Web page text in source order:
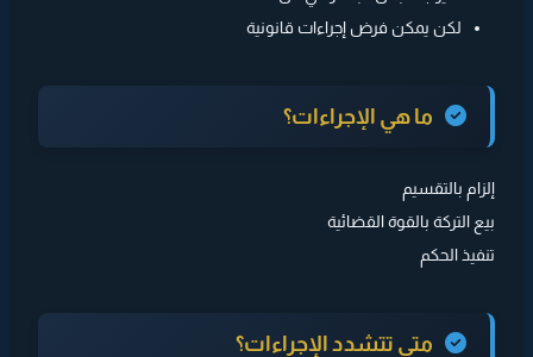
لكن يمكن فرض إجراءات قانونية
ما هي الإجراءات؟
إلزام بالتقسيم
بيع التركة بالقوة القضائية
تنفيذ الحكم
متى تتشدد الإجراءات؟